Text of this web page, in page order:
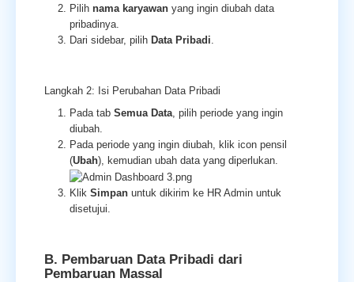
Pilih nama karyawan yang ingin diubah data
pribadinya.
Dari sidebar, pilih Data Pribadi.
Langkah 2: Isi Perubahan Data Pribadi
Pada tab Semua Data, pilih periode yang ingin
diubah.
Pada periode yang ingin diubah, klik icon pensil
(Ubah), kemudian ubah data yang diperlukan.
Klik Simpan untuk dikirim ke HR Admin untuk
disetujui.
B. Pembaruan Data Pribadi dari
Pembaruan Massal